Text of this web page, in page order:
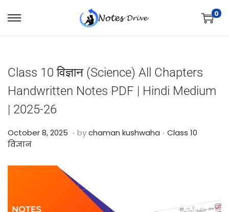
0
Class 10 विज्ञान (Science) All Chapters
Handwritten Notes PDF | Hindi Medium
| 2025-26
Posted on
October 8, 2025 O
b
. bychaman kushwaha . Posted in
Class 10
विज्ञान